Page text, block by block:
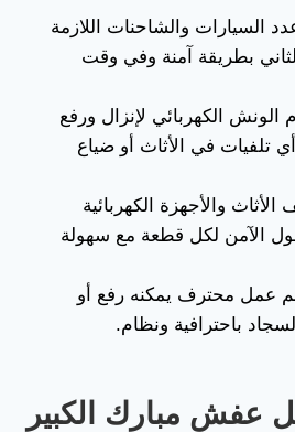
السيارات والشاحنات اللازمة
بطريقة آمنة وفي وقت
الونش الكهربائي لإنزال ورفع
تلفيات في الأثاث أو ضياع
والأجهزة الكهربائية
الآمن لكل قطعة مع سهولة
عمل محترف يمكنه رفع أو
باحترافية ونظام.
عفش مبارك الكبير